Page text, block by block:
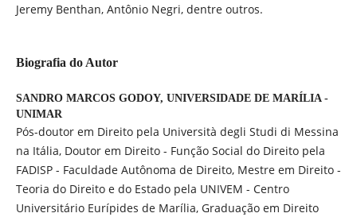
Jeremy Benthan, Antônio Negri, dentre outros.
Biografia do Autor
SANDRO MARCOS GODOY, UNIVERSIDADE DE MARÍLIA -
UNIMAR
Pós-doutor em Direito pela Università degli Studi di Messina
na Itália, Doutor em Direito - Função Social do Direito pela
FADISP - Faculdade Autônoma de Direito, Mestre em Direito -
Teoria do Direito e do Estado pela UNIVEM - Centro
Universitário Eurípides de Marília, Graduação em Direito